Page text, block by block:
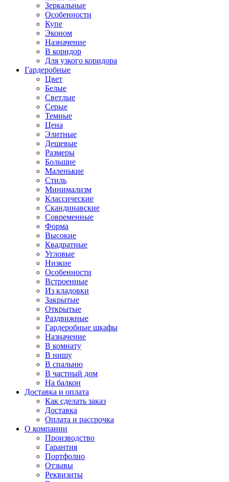
Зеркальные
Особенности
Купе
Эконом
Назначение
В коридор
Для узкого коридора
Гардеробные
Цвет
Белые
Светлые
Серые
Темные
Цена
Элитные
Дешевые
Размеры
Большие
Маленькие
Стиль
Минимализм
Классические
Скандинавские
Современные
Форма
Высокие
Квадратные
Угловые
Низкие
Особенности
Встроенные
Из кладовки
Закрытые
Открытые
Раздвижные
Гардеробные шкафы
Назначение
В комнату
В нишу
В спальню
В частный дом
На балкон
Доставка и оплата
Как сделать заказ
Доставка
Оплата и рассрочка
О компании
Производство
Гарантия
Портфолио
Отзывы
Реквизиты